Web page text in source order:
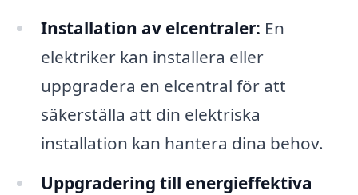
Installation av elcentraler: En
elektriker kan installera eller
uppgradera en elcentral för att
säkerställa att din elektriska
installation kan hantera dina behov.
Uppgradering till energieffektiva